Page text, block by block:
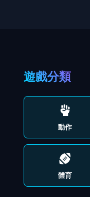
遊戲分類
動作
體育